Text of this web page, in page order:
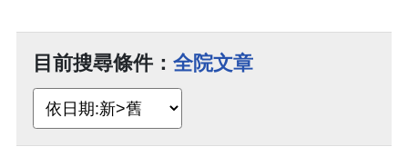
目前搜尋條件： 全院文章